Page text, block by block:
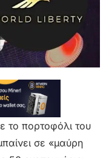
το πορτοφόλι του
σε «μαύρη